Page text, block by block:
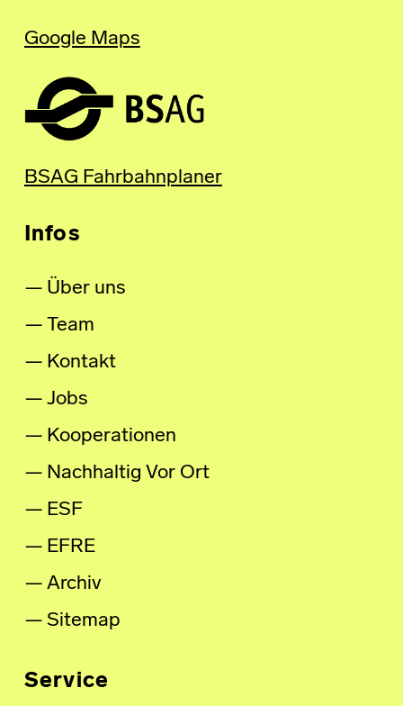
Google Maps
BSAG Fahrbahnplaner
Infos
Über uns
Team
Kontakt
Jobs
Kooperationen
Nachhaltig Vor Ort
ESF
EFRE
Archiv
Sitemap
Service